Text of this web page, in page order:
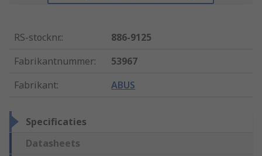
RS-stocknr.:
886-9125
Fabrikantnummer:
53967
Fabrikant: ABUS
Specificaties
Datasheets